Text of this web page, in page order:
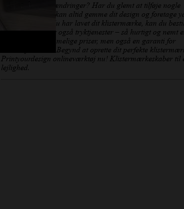
Har du brug for ændringer? Har du glemt at tilføje nogle
oplysninger? Du kan altid gemme dit design og foretage
justeringer. Når du har lavet dit klistermærke, kan du
online. Vi tilbyder også tryktjenester – så hurtigt og nemt
Ikke kun overkommelige priser, men også en garanti for
kundetilfredshed! Begynd at oprette dit perfekte
Printyourdesign onlineværktøj nu! Klistermærkeskaber til
lejlighed.